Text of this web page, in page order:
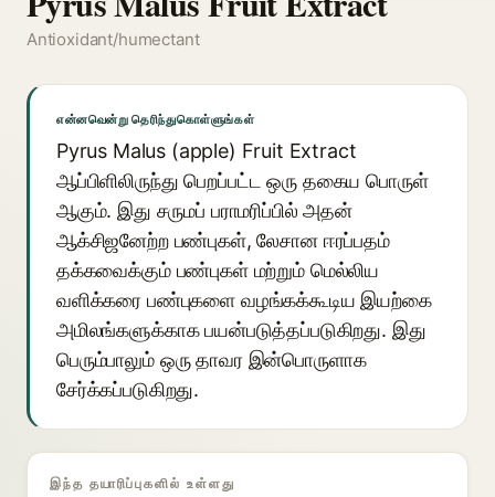
Antioxidant/humectant
என்னவென்று தெரிந்துகொள்ளுங்கள்
Pyrus Malus (apple) Fruit Extract
ஆப்பிளிலிருந்து பெறப்பட்ட ஒரு தகைய பொருள்
ஆகும். இது சருமப் பராமரிப்பில் அதன்
ஆக்சிஜனேற்ற பண்புகள், லேசான ஈரப்பதம்
தக்கவைக்கும் பண்புகள் மற்றும் மெல்லிய
வளிக்கரை பண்புகளை வழங்கக்கூடிய இயற்கை
அமிலங்களுக்காக பயன்படுத்தப்படுகிறது. இது
பெரும்பாலும் ஒரு தாவர இன்பொருளாக
சேர்க்கப்படுகிறது.
இந்த தயாரிப்புகளில் உள்ளது